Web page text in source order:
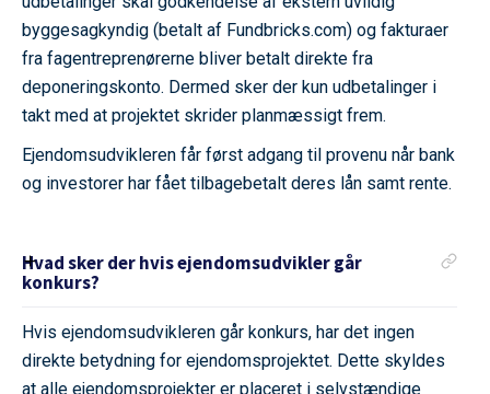
byggesagkyndig (betalt af Fundbricks.com) og fakturaer
fra fagentreprenørerne bliver betalt direkte fra
deponeringskonto. Dermed sker der kun udbetalinger i
takt med at projektet skrider planmæssigt frem.
Ejendomsudvikleren får først adgang til provenu når bank
og investorer har fået tilbagebetalt deres lån samt rente.
Hvad sker der hvis ejendomsudvikler går
konkurs?
Hvis ejendomsudvikleren går konkurs, har det ingen
direkte betydning for ejendomsprojektet. Dette skyldes
at alle ejendomsprojekter er placeret i selvstændige